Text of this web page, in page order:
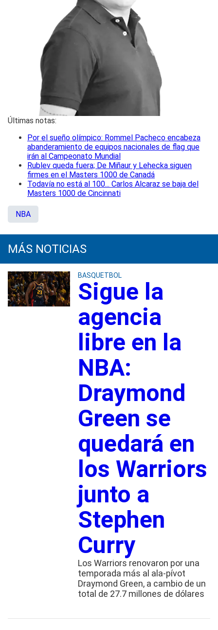
Últimas notas:
Por el sueño olímpico: Rommel Pacheco encabeza
abanderamiento de equipos nacionales de flag que
irán al Campeonato Mundial
Rublev queda fuera; De Miñaur y Lehecka siguen
firmes en el Masters 1000 de Canadá
Todavía no está al 100... Carlos Alcaraz se baja del
Masters 1000 de Cincinnati
NBA
MÁS NOTICIAS
BASQUETBOL
Sigue la
agencia
libre en la
NBA:
Draymond
Green se
quedará en
los Warriors
junto a
Stephen
Curry
Los Warriors renovaron por una
temporada más al ala-pívot
Draymond Green, a cambio de un
total de 27.7 millones de dólares